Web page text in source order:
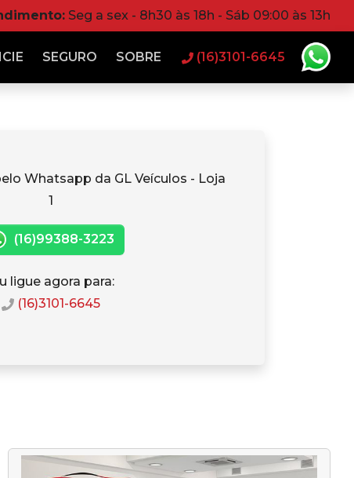
Seg a sex - 8h30 às 18h - Sáb 09:00 às 13h
SEGURO SOBRE (16)3101-6645
Whatsapp da GL Veículos - Loja
1
(16)99388-3223
ligue agora para:
(16)3101-6645